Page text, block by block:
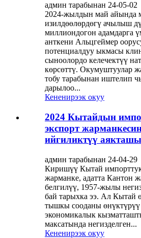
админ тарабынан 24-05-02
2024-жылдын май айында
изилдөөлөрдөгү ачылыш
миллиондогон адамдарга
анткени Альцгеймер
потенциалдуу ыкмасы
сыноолордо келечектүү
көрсөттү. Окумуштуулар
тобу тарабынан иштелип
дарылоо...
Кененирээк окуу
2024 Кытайдын
экспорт
ийгиликтүү аякташы
админ тарабынан 24-04-29
Киришүү Кытай
жарманке, адатта Кантон
белгилүү, 1957-жылы
бай тарыхка ээ. Ал Кытай
тышкы сооданы
экономикалык
максатында негизделген...
Кененирээк окуу